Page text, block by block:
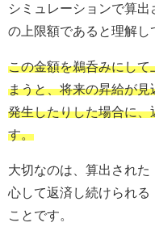
シミュレーションで算
の上限額であると理解し
この金額を鵜呑みにし
まうと、将来の昇給が
発生したりした場合に
す。
大切なのは、算出され
心して返済し続けられる
ことです。